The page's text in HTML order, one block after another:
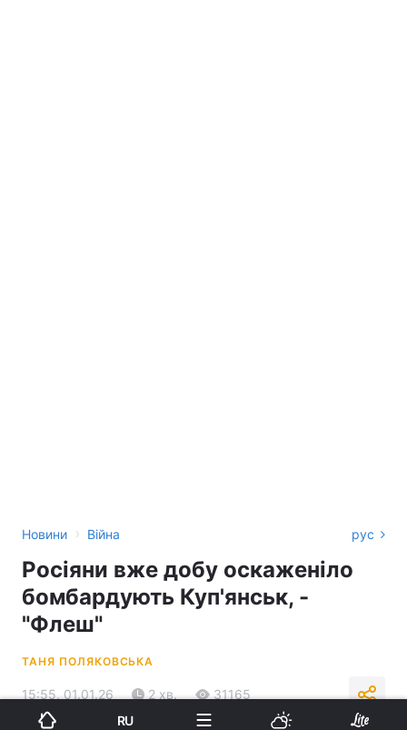
Новини › Війна рус
Росіяни вже добу оскаженіло
бомбардують Куп'янськ, -
"Флеш"
ТАНЯ ПОЛЯКОВСЬКА
15:55, 01.01.26 2 хв. 31165
RU